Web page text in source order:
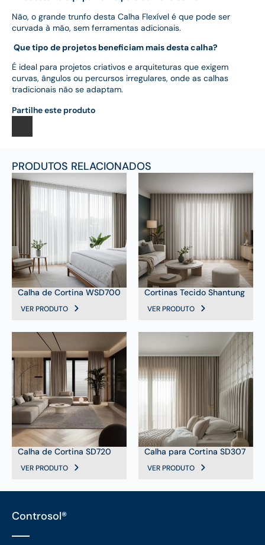
Não, o grande trunfo desta Calha Flexível é que pode ser
curvada à mão, sem ferramentas adicionais.
Que tipo de projetos beneficiam mais desta calha?
É ideal para projetos criativos e arquiteturas que exigem
curvas, ângulos ou percursos irregulares, onde as calhas
tradicionais não se adaptam.
Partilhe este produto
PRODUTOS RELACIONADOS
Calha de Cortina WSD700
VER PRODUTO
Cortinas Tecido Shantung
VER PRODUTO
Calha de Cortina SD720
VER PRODUTO
Calha para Cortina SD307
VER PRODUTO
Controsol®